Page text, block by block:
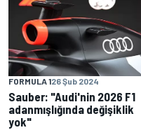
FORMULA 126 Şub 2024
Sauber: "Audi'nin 2026 F1
adanmışlığında değişiklik
yok"